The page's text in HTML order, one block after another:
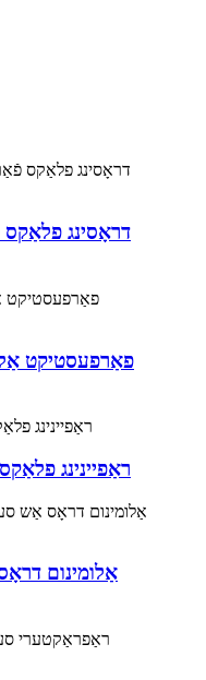
דראָסינג פלאַקס
פאַרפעסטיקט
ראַפיינינג
אַלומינום